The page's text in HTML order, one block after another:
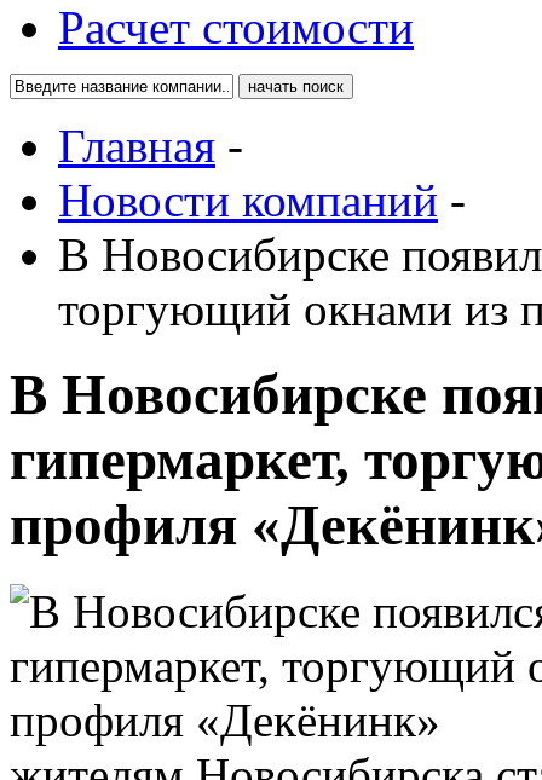
Расчет стоимости
Главная -
Новости компаний -
В Новосибирске
торгующий окнами из
В Новосибирске
гипермаркет,
профиля